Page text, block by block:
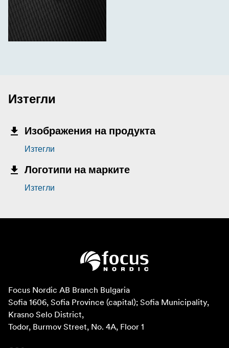
Изтегли
Изображения на продукта
Изтегли
Логотипи на марките
Изтегли
Focus Nordic AB Branch Bulgaria
Sofia 1606, Sofia Province (capital); Sofia Municipality,
Krasno Selo District,
Todor, Burmov Street, No. 4A, Floor 1